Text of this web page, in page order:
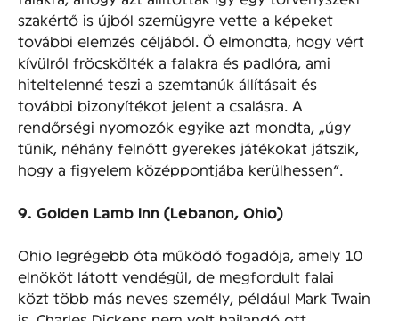
szakértő is újból szemügyre vette a képeket
további elemzés céljából. Ő elmondta, hogy vért
kívülről fröcskölték a falakra és padlóra, ami
hiteltelenné teszi a szemtanúk állításait és
további bizonyítékot jelent a csalásra. A
rendőrségi nyomozók egyike azt mondta, „úgy
tűnik, néhány felnőtt gyerekes játékokat játszik,
hogy a figyelem középpontjába kerülhessen”.
9. Golden Lamb Inn (Lebanon, Ohio)
Ohio legrégebb óta működő fogadója, amely 10
elnököt látott vendégül, de megfordult falai
közt több más neves személy, például Mark Twain